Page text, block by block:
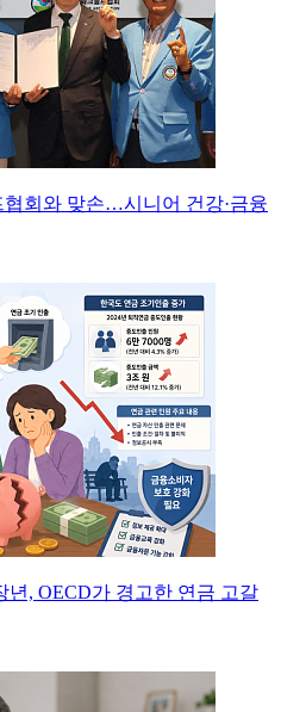
회와 맞손…시니어 건강·금융
년, OECD가 경고한 연금 고갈